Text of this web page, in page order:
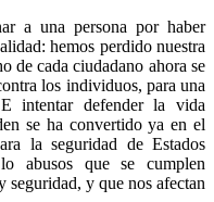
a una persona por haber
hemos perdido nuestra
de cada ciudadano ahora se
los individuos, para una
intentar defender la vida
se ha convertido ya en el
la seguridad de Estados
abusos que se cumplen
seguridad, y que nos afectan